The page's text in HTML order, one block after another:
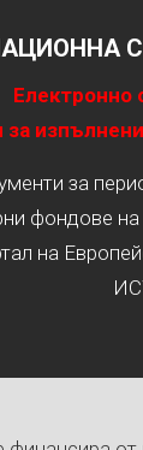
Електронно
за
фондове
на